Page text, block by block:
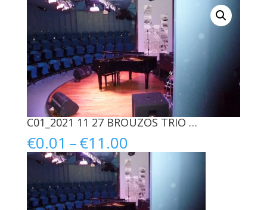
C01_2021 11 27 BROUZOS TRIO …
€0.01 –€11.00Price
range:
€0.01
through
€11.00